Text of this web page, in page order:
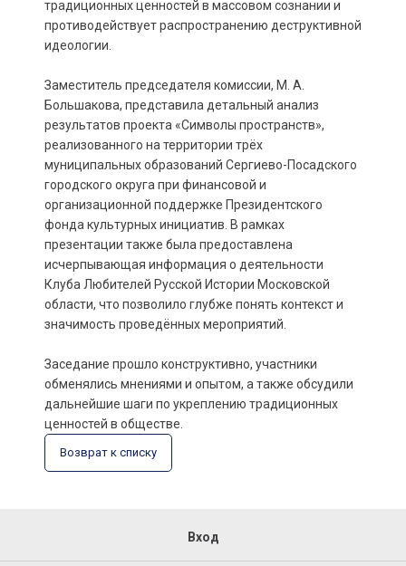
традиционных ценностей в массовом сознании и
противодействует распространению деструктивной
идеологии.
Заместитель председателя комиссии, М. А.
Большакова, представила детальный анализ
результатов проекта «Символы пространств»,
реализованного на территории трёх
муниципальных образований Сергиево-Посадского
городского округа при финансовой и
организационной поддержке Президентского
фонда культурных инициатив. В рамках
презентации также была предоставлена
исчерпывающая информация о деятельности
Клуба Любителей Русской Истории Московской
области, что позволило глубже понять контекст и
значимость проведённых мероприятий.
Заседание прошло конструктивно, участники
обменялись мнениями и опытом, а также обсудили
дальнейшие шаги по укреплению традиционных
ценностей в обществе.
Возврат к списку
Вход